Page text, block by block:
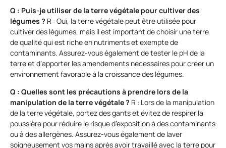
Q : Puis-je utiliser de la terre végétale pour cultiver des
légumes ? R : Oui, la terre végétale peut être utilisée pour
cultiver des légumes, mais il est important de choisir une terre
de qualité qui est riche en nutriments et exempte de
contaminants. Assurez-vous également de tester le pH de la
terre et d’apporter les amendements nécessaires pour créer un
environnement favorable à la croissance des légumes.
Q : Quelles sont les précautions à prendre lors de la
manipulation de la terre végétale ? R : Lors de la manipulation
de la terre végétale, portez des gants et évitez de respirer la
poussière pour réduire le risque d’exposition à des contaminants
ou à des allergènes. Assurez-vous également de laver
soigneusement vos mains après avoir travaillé avec la terre pour